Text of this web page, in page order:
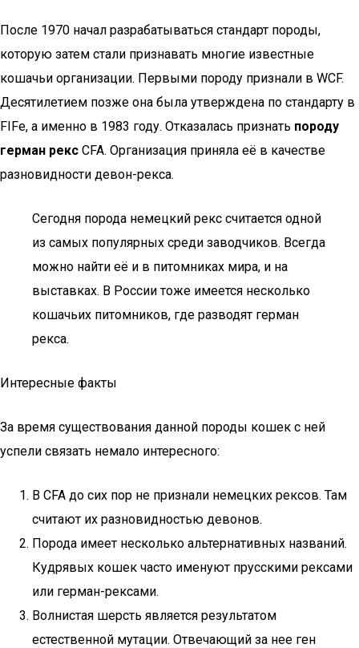
После 1970 начал разрабатываться стандарт породы,
которую затем стали признавать многие известные
кошачьи организации. Первыми породу признали в WCF.
Десятилетием позже она была утверждена по стандарту в
FIFe, а именно в 1983 году. Отказалась признать породу
герман рекс CFA. Организация приняла её в качестве
разновидности девон-рекса.
Сегодня порода немецкий рекс считается одной
из самых популярных среди заводчиков. Всегда
можно найти её и в питомниках мира, и на
выставках. В России тоже имеется несколько
кошачьих питомников, где разводят герман
рекса.
Интересные факты
За время существования данной породы кошек с ней
успели связать немало интересного:
В CFA до сих пор не признали немецких рексов. Там
считают их разновидностью девонов.
Порода имеет несколько альтернативных названий.
Кудрявых кошек часто именуют прусскими рексами
или герман-рексами.
Волнистая шерсть является результатом
естественной мутации. Отвечающий за нее ген